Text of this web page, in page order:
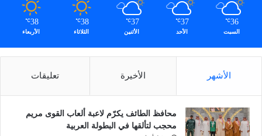
36
℃
السبت
37
℃
الأحد
37
℃
الأثنين
38
℃
الثلاثاء
38
℃
الأربعاء
الأشهر الأخيرة تعليقات
محافظ الطائف يكرّم لاعبة ألعاب القوى مريم
محجب لتألقها في البطولة العربية